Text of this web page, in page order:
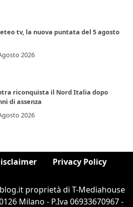
tv, la nuova puntata del 5 agosto
2026
riconquista il Nord Italia dopo
di assenza
2026
Privacy Policy
proprietà di T-Mediahouse
Milano - P.Iva 06933670967 -